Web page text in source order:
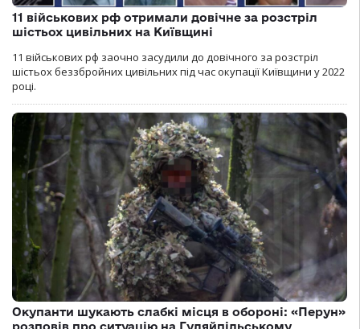
11 військових рф отримали довічне за розстріл
шістьох цивільних на Київщині
11 військових рф заочно засудили до довічного за розстріл
шістьох беззбройних цивільних під час окупації Київщини у 2022
році.
Окупанти шукають слабкі місця в обороні: «Перун»
розповів про ситуацію на Гуляйпільському